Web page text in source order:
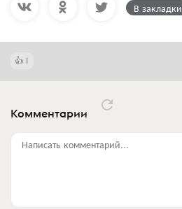
В закладки
1
Комментарии
Написать комментарий...